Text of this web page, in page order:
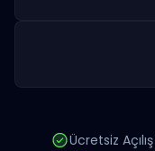
Ücretsiz